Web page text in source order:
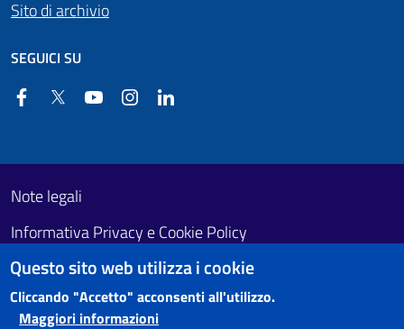
Sito di archivio
SEGUICI SU
FacebookTwitter YouTube Instagram
Footer First
Useful links section
Note legali
Informativa Privacy e Cookie Policy
Obiettivi di accessibilità
Questo sito web utilizza i cookie
Cliccando "Accetto" acconsenti all'utilizzo.
Maggiori informazioni